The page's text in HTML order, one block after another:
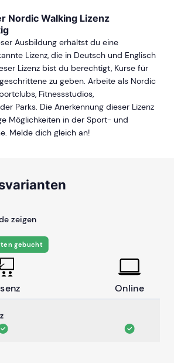
Nordic Walking Lizenz
Ausbildung erhältst du eine
Lizenz, die in Deutsch und Englisch
Lizenz bist du berechtigt, Kurse für
zu geben. Arbeite als Nordic
Fitnessstudios,
Parks. Die Anerkennung dieser Lizenz
Möglichkeiten in der Sport- und
Melde dich gleich an!
zeigen
gebucht
Online